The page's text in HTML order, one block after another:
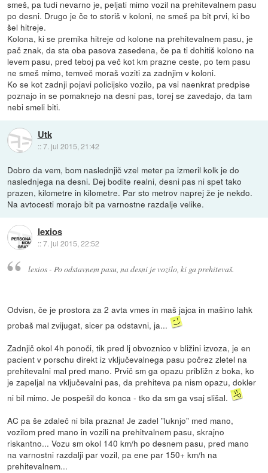
smeš, pa tudi nevarno je, peljati mimo vozil na prehitevalnem pasu
po desni. Drugo je če to storiš v koloni, ne smeš pa bit prvi, ki bo
šel hitreje.
Kolona, ki se premika hitreje od kolone na prehitevalnem pasu, je
pač znak, da sta oba pasova zasedena, če pa ti dohitiš kolono na
levem pasu, pred teboj pa več kot km prazne ceste, po tem pasu
ne smeš mimo, temveč moraš voziti za zadnjim v koloni.
Ko se kot zadnji pojavi policijsko vozilo, pa vsi naenkrat predpise
poznajo in se pomaknejo na desni pas, torej se zavedajo, da tam
nebi smeli biti.
Utk
::7. jul 2015, 21:42
Dobro da vem, bom naslednjič vzel meter pa izmeril kolk je do
naslednjega na desni. Dej bodite realni, desni pas ni spet tako
prazen, kilometre in kilometre. Par sto metrov naprej že je nekdo.
Na avtocesti morajo bit pa varnostne razdalje velike.
lexios
::7. jul 2015, 22:52
lexios - Po odstavnem pasu, na desni je vozilo, ki ga prehitevaš.
Odvisn, če je prostora za 2 avta vmes in maš jajca in mašino lahk
probaš mal zvijugat, sicer pa odstavni, ja...
Zadnjič okol 4h ponoči, tik pred lj obvoznico v bližini izvoza, je en
pacient v porschu direkt iz vključevalnega pasu počrez zletel na
prehitevalni mal pred mano. Prvič sm ga opazu približn z boka, ko
je zapeljal na vključevalni pas, da prehiteva pa nism opazu, dokler
ni bil mimo. Je pospešil do konca - tko da sm ga vsaj slišal.
AC pa še zdaleč ni bila prazna! Je zadel "luknjo" med mano,
vozilom pred mano in vozili na prehitvalnem pasu, skrajno
riskantno... Vozu sm okol 140 km/h po desnem pasu, pred mano
na varnostni razdalji par vozil, pa ene par 150+ km/h na
prehitevalnem...